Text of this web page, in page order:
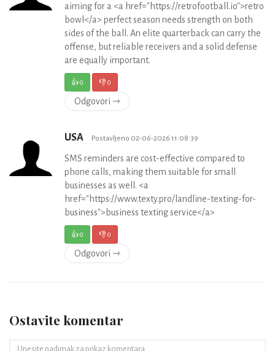
aiming for a <a href="https://retrofootball.io">retro
bowl</a> perfect season needs strength on both
sides of the ball. An elite quarterback can carry the
offense, but reliable receivers and a solid defense
are equally important.
👍0 👎0
Odgovori ⇾
USA Postavljeno 02-06-2026 11:08:39
SMS reminders are cost-effective compared to
phone calls, making them suitable for small
businesses as well. <a
href="https://www.texty.pro/landline-texting-for-
business">business texting service</a>
👍0 👎0
Odgovori ⇾
Ostavite komentar